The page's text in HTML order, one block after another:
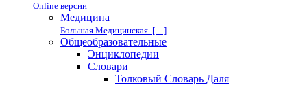
Online версии
Медицина
Большая Медицинская […]
Общеобразовательные
Энциклопедии
Cловари
Толковый Словарь Даля